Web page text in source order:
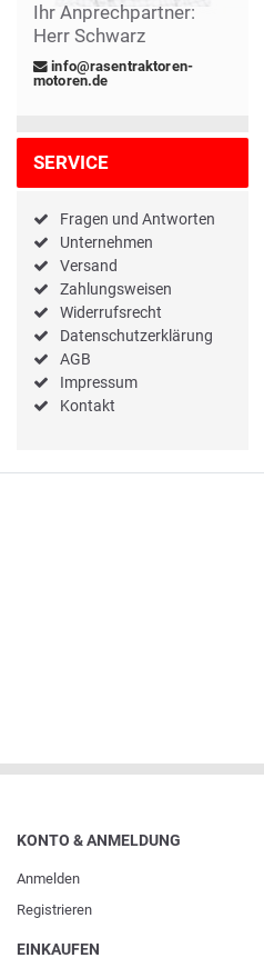
Ihr Anprechpartner:
Herr Schwarz
info@rasentraktoren-
motoren.de
SERVICE
Fragen und Antworten
Unternehmen
Versand
Zahlungsweisen
Widerrufsrecht
Datenschutzerklärung
AGB
Impressum
Kontakt
KONTO & ANMELDUNG
Anmelden
Registrieren
EINKAUFEN